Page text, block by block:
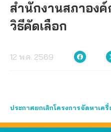
สำนักงานสภาองค์
วิธีคัดเลือก
12 พ.ค. 2569
ประกาศยกเลิกโครงการจัดหาเค